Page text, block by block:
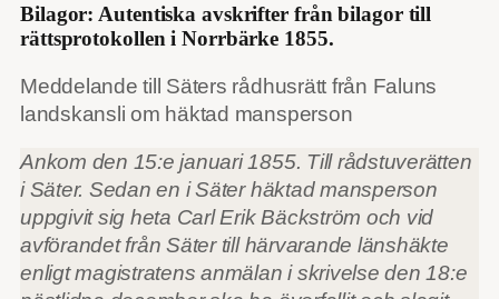
Bilagor: Autentiska avskrifter från bilagor till
rättsprotokollen i Norrbärke 1855.
Meddelande till Säters rådhusrätt från Faluns
landskansli om häktad mansperson
Ankom den 15:e januari 1855. Till rådstuverätten
i Säter. Sedan en i Säter häktad mansperson
uppgivit sig heta Carl Erik Bäckström och vid
avförandet från Säter till härvarande länshäkte
enligt magistratens anmälan i skrivelse den 18:e